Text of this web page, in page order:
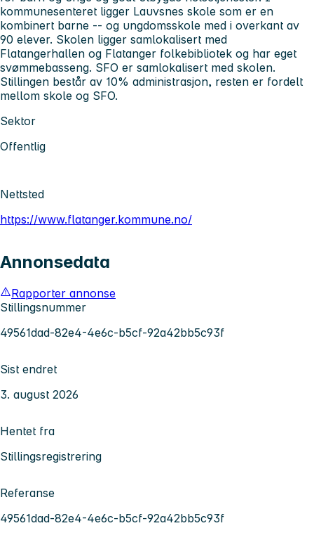
kommunesenteret ligger Lauvsnes skole som er en
kombinert barne -- og ungdomsskole med i overkant av
90 elever. Skolen ligger samlokalisert med
Flatangerhallen og Flatanger folkebibliotek og har eget
svømmebasseng. SFO er samlokalisert med skolen.
Stillingen består av 10% administrasjon, resten er fordelt
mellom skole og SFO.
Sektor
Offentlig
Nettsted
https://www.flatanger.kommune.no/
Annonsedata
Rapporter annonse
Stillingsnummer
49561dad-82e4-4e6c-b5cf-92a42bb5c93f
Sist endret
3. august 2026
Hentet fra
Stillingsregistrering
Referanse
49561dad-82e4-4e6c-b5cf-92a42bb5c93f